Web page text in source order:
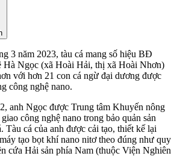
3 năm 2023, tàu cá mang số hiệu BĐ
Hà Ngọc (xã Hoài Hải, thị xã Hoài Nhơn)
với hơn 21 con cá ngừ đại dương được
công nghệ nano.
anh Ngọc được Trung tâm Khuyến nông
công nghệ nano trong bảo quản sản
Tàu cá của anh được cải tạo, thiết kế lại
tạo bọt khí nano nitơ theo đúng như quy
cứa Hải sản phía Nam (thuộc Viện Nghiên